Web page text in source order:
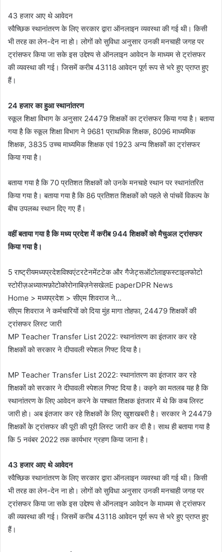
43 हजार आए थे आवेदन
स्वैच्छिक स्थानांतरण के लिए सरकार द्वारा ऑनलाइन व्यवस्था की गई थी। किसी
भी तरह का लेन-देन ना हो। लोगों को सुविधा अनुसार उनकी मनचाही जगह पर
ट्रांसफर किया जा सके इस उद्देश्य से ऑनलाइन आवेदन के माध्यम से ट्रांसफर
की व्यवस्था की गई। जिसमें करीब 43118 आवेदन पूर्ण रूप से भरे हुए प्राप्त हुए
हैं।
24 हजार का हुआ स्थानांतरण
स्कूल शिक्षा विभाग के अनुसार 24479 शिक्षकों का ट्रांसफर किया गया है। बताया
गया है कि स्कूल शिक्षा विभाग ने 9681 प्राथमिक शिक्षक, 8096 माध्यमिक
शिक्षक, 3835 उच्च माध्यमिक शिक्षक एवं 1923 अन्य शिक्षकों का ट्रांसफर
किया गया है।
बताया गया है कि 70 प्रतिशत शिक्षकों को उनके मनचाहे स्थान पर स्थानांतरित
किया गया है। बताया गया है कि 86 प्रतिशत शिक्षकों को पहले से पांचवें विकल्प के
बीच उपलब्ध स्थान दिए गए हैं।
वहीं बताया गया है कि मध्य प्रदेश में करीब 944 शिक्षकों को मैचुअल ट्रांसफर
किया गया है।
5 राष्ट्रीयमध्यप्रदेशविश्वएंटरटेनमेंटटेक और गैजेट्सऑटोलाइफस्टाइलफोटो
स्टोरीज़अध्यात्मफ़ोटोकोरोनाबिज़नेसखेलE paperDPR News
Home > मध्यप्रदेश > सीएम शिवराज ने…
सीएम शिवराज ने कर्मचारियों को दिया मुंह मागा तोहफा, 24479 शिक्षकों की
ट्रांसफर लिस्ट जारी
MP Teacher Transfer List 2022: स्थानांतरण का इंतजार कर रहे
शिक्षकों को सरकार ने दीपावली स्पेशल गिफ्ट दिया है।
MP Teacher Transfer List 2022: स्थानांतरण का इंतजार कर रहे
शिक्षकों को सरकार ने दीपावली स्पेशल गिफ्ट दिया है। कहने का मतलब यह है कि
स्थानांतरण के लिए आवेदन करने के पश्चात शिक्षक इंतजार में थे कि कब लिस्ट
जारी हो। अब इंतजार कर रहे शिक्षकों के लिए खुशखबरी है। सरकार ने 24479
शिक्षकों के ट्रांसफर की पूरी की पूरी लिस्ट जारी कर दी है। साथ ही बताया गया है
कि 5 नवंबर 2022 तक कार्यभार ग्रहण किया जाना है।
43 हजार आए थे आवेदन
स्वैच्छिक स्थानांतरण के लिए सरकार द्वारा ऑनलाइन व्यवस्था की गई थी। किसी
भी तरह का लेन-देन ना हो। लोगों को सुविधा अनुसार उनकी मनचाही जगह पर
ट्रांसफर किया जा सके इस उद्देश्य से ऑनलाइन आवेदन के माध्यम से ट्रांसफर
की व्यवस्था की गई। जिसमें करीब 43118 आवेदन पूर्ण रूप से भरे हुए प्राप्त हुए
हैं।